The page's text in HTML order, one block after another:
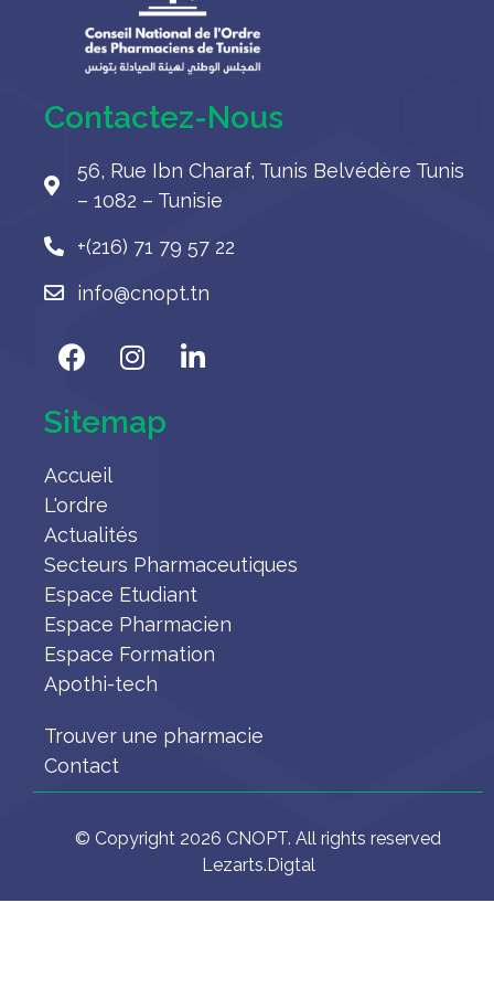
Contactez-Nous
56, Rue Ibn Charaf, Tunis Belvédère Tunis
– 1082 – Tunisie
+(216) 71 79 57 22
info@cnopt.tn
Sitemap
Accueil
L'ordre
Actualités
Secteurs Pharmaceutiques
Espace Etudiant
Espace Pharmacien
Espace Formation
Apothi-tech
Trouver une pharmacie
Contact
© Copyright 2026 CNOPT. All rights reserved
Lezarts.Digtal